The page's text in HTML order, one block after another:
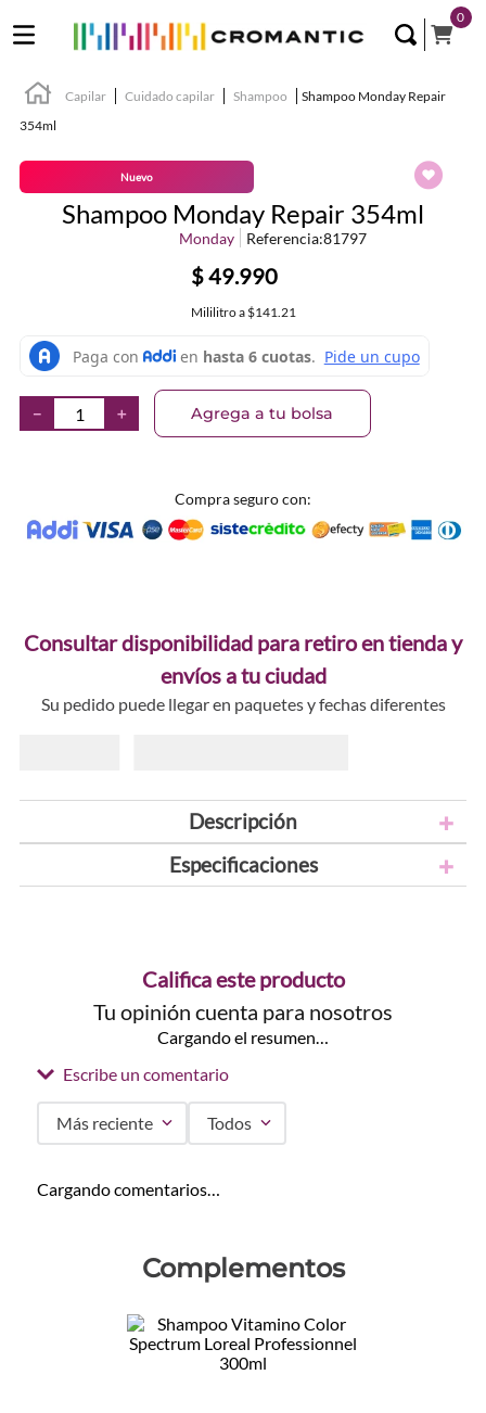
0
Capilar Cuidado capilar Shampoo
Shampoo Monday Repair
354ml
Nuevo
Shampoo Monday Repair 354ml
Monday Referencia:81797
$49.990
Mililitroa $141.21
＋
－ Agrega a tu bolsa
Compra seguro con:
Consultar disponibilidad para retiro en tienda y
envíos a tu ciudad
Su pedido puede llegar en paquetes y fechas diferentes
Descripción
Especificaciones
Califica este producto
Tu opinión cuenta para nosotros
Cargando el resumen…
Escribe un comentario
Tu nombre
Más reciente Todos
Cargando comentarios…
Complementos